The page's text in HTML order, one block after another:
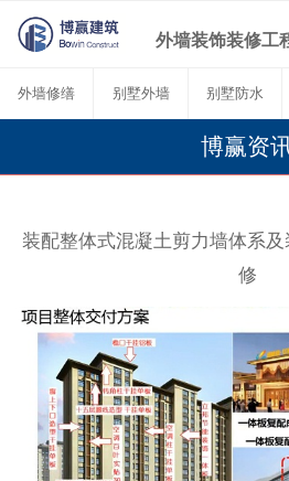
外墙装饰装修工
外墙修缮 别墅外墙 别墅防水
博赢资
装配整体式混凝土剪力墙体系
修